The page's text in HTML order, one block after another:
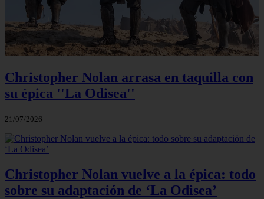
Christopher Nolan arrasa en taquilla con
su épica ''La Odisea''
21/07/2026
Christopher Nolan vuelve a la épica: todo
sobre su adaptación de ‘La Odisea’